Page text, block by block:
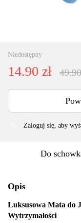
Niedostępny
14.90 zł
Zaloguj się , aby
Do
Opis
Luksusowa Mata do
Wytrzymałości